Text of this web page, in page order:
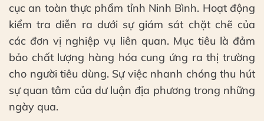
cục an toàn thực phẩm tỉnh Ninh Bình. Hoạt động
kiểm tra diễn ra dưới sự giám sát chặt chẽ của
các đơn vị nghiệp vụ liên quan. Mục tiêu là đảm
bảo chất lượng hàng hóa cung ứng ra thị trường
cho người tiêu dùng. Sự việc nhanh chóng thu hút
sự quan tâm của dư luận địa phương trong những
ngày qua.